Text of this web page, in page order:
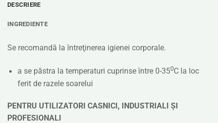
DESCRIERE
INGREDIENTE
Se recomandă la întreţinerea igienei corporale.
a se păstra la temperaturi cuprinse între 0-350C la loc
ferit de razele soarelui
PENTRU UTILIZATORI CASNICI, INDUSTRIALI ŞI
PROFESIONALI